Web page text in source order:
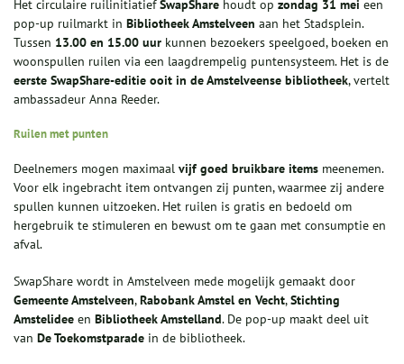
Het circulaire ruilinitiatiefSwapShare houdt op zondag 31 mei een
pop‑up ruilmarkt in Bibliotheek Amstelveen aan het Stadsplein.
Tussen 13.00 en 15.00 uur kunnen bezoekers speelgoed, boeken en
woonspullen ruilen via een laagdrempelig puntensysteem. Het is de
eerste SwapShare‑editie ooit in de Amstelveense bibliotheek, vertelt
ambassadeur Anna Reeder.
Ruilen met punten
Deelnemers mogen maximaal vijf goed bruikbare items meenemen.
Voor elk ingebracht item ontvangen zij punten, waarmee zij andere
spullen kunnen uitzoeken. Het ruilen is gratis en bedoeld om
hergebruik te stimuleren en bewust om te gaan met consumptie en
afval.
SwapShare wordt in Amstelveen mede mogelijk gemaakt door
Gemeente Amstelveen,Rabobank Amstel en Vecht,Stichting
Amstelidee en Bibliotheek Amstelland. De pop‑up maakt deel uit
van De Toekomstparade in de bibliotheek.